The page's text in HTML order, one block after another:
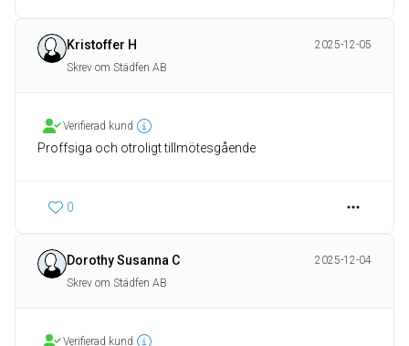
Kristoffer H
2025-12-05
Skrev om Städfen AB
Verifierad kund
Proffsiga och otroligt tillmötesgående
0
Dorothy Susanna C
2025-12-04
Skrev om Städfen AB
Verifierad kund